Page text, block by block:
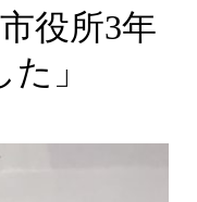
役所3年
」